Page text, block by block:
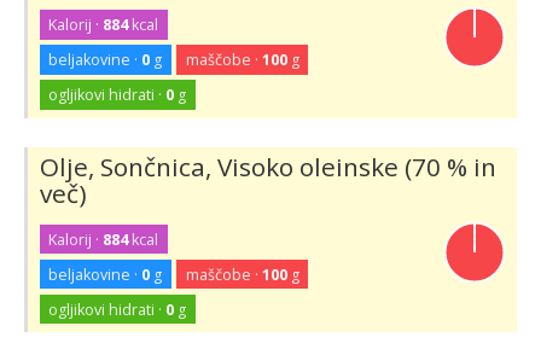
Kalorij · 884kcal
beljakovine · 0 g maščobe · 100g
ogljikovi hidrati · 0 g
Olje, Sončnica, Visoko oleinske (70 % in
več)
Kalorij · 884kcal
beljakovine · 0 g maščobe · 100g
ogljikovi hidrati · 0 g